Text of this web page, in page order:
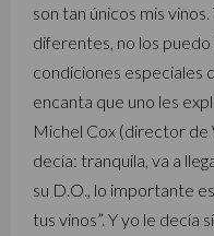
son tan únicos mis
diferentes, no los
condiciones especiales
encanta que uno les
Michel Cox (director de
decía: tranquila, va a
su D.O., lo importante
tus vinos”. Y yo le decía